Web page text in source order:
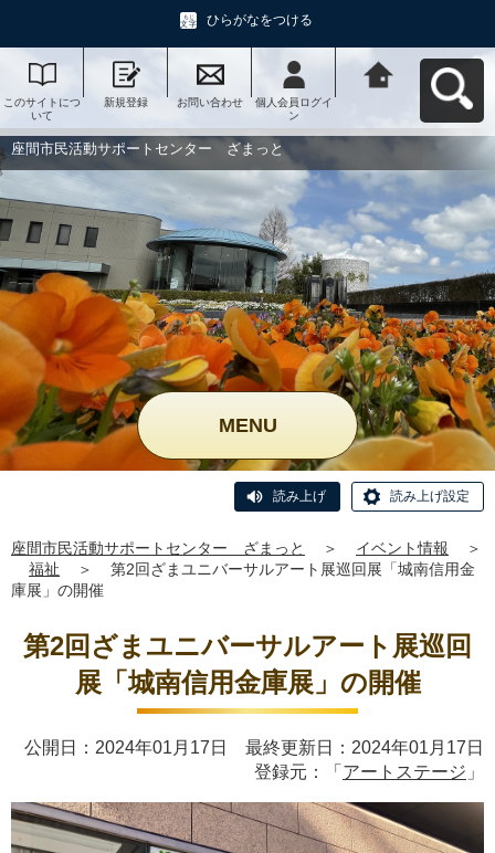
ひらがなをつける
このサイトにつ
いて
新規登録 お問い合わせ
個人会員ログイ
ン
ー ざまっとへ
座間市民活動サポートセンター ざまっと
MENU
読み上げ 読み上げ設定
座間市民活動サポートセンター ざまっと ＞ イベント情報
＞
福祉
＞
第2回ざまユニバーサルアート展巡回展「城南信用金
庫展」の開催
第2回ざまユニバーサルアート展巡回
展「城南信用金庫展」の開催
公開日：2024年01月17日 最終更新日：2024年01月17日
登録元：「 アートステージ 」